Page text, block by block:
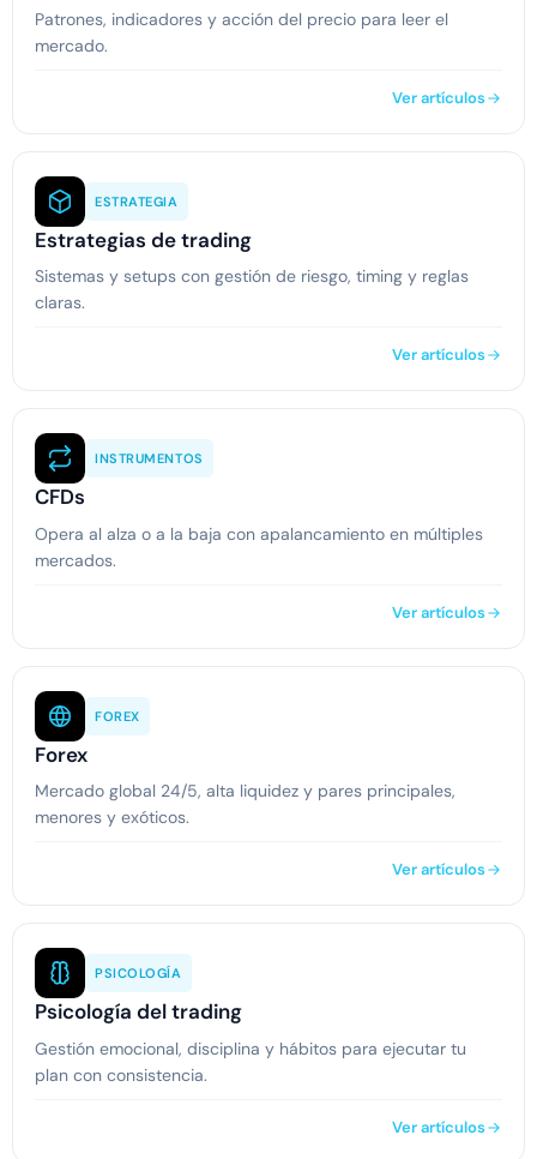
Patrones, indicadores y acción del precio para leer el
mercado.
Ver artículos
ESTRATEGIA
Estrategias de trading
Sistemas y setups con gestión de riesgo, timing y reglas
claras.
Ver artículos
INSTRUMENTOS
CFDs
Opera al alza o a la baja con apalancamiento en múltiples
mercados.
Ver artículos
FOREX
Forex
Mercado global 24/5, alta liquidez y pares principales,
menores y exóticos.
Ver artículos
PSICOLOGÍA
Psicología del trading
Gestión emocional, disciplina y hábitos para ejecutar tu
plan con consistencia.
Ver artículos